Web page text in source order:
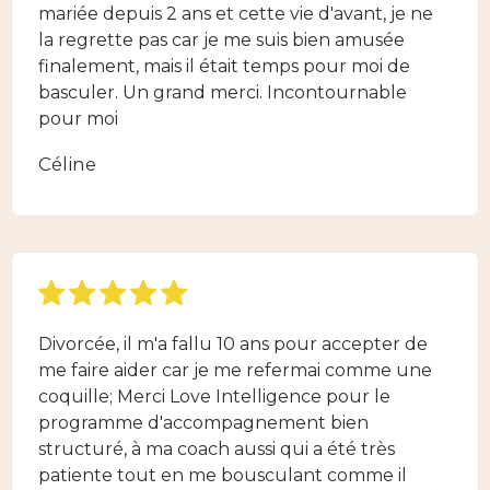
mariée depuis 2 ans et cette vie d'avant, je ne
la regrette pas car je me suis bien amusée
finalement, mais il était temps pour moi de
basculer. Un grand merci. Incontournable
pour moi
Céline
Divorcée, il m'a fallu 10 ans pour accepter de
me faire aider car je me refermai comme une
coquille; Merci Love Intelligence pour le
programme d'accompagnement bien
structuré, à ma coach aussi qui a été très
patiente tout en me bousculant comme il